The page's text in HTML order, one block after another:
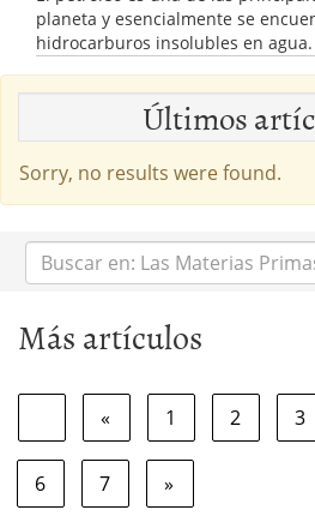
planeta y esencialmente se
hidrocarburos insolubles en
Últimos
Sorry, no results were found.
Buscar
en:
Más artículos
« 1 2 3
6 7 »